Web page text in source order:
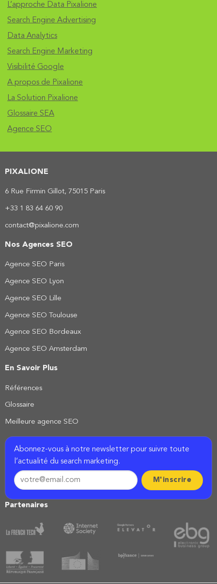
L’approche Data Pixalione
Search Engine Advertising
Data Analytics
Search Engine Marketing
Visibilité Google
A propos de Pixalione
La Solution Pixalione
Glossaire SEA
Agence SEO
PIXALIONE
6 Rue Firmin Gillot, 75015 Paris
+33 1 83 64 60 90
contact@pixalione.com
Nos Agences SEO
Agence SEO Paris
Agence SEO Lyon
Agence SEO Lille
Agence SEO Toulouse
Agence SEO Bordeaux
Agence SEO Amsterdam
En Savoir Plus
Références
Glossaire
Meilleure agence SEO
Abonnez-vous à notre newsletter pour suivre toute
l’actualité du search marketing.
Partenaires